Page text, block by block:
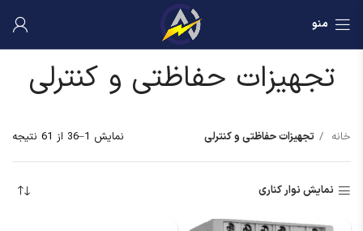
منو
تجهیزات حفاظتی و کنترلی
خانه تجهیزات حفاظتی و کنترلی نمایش 1–36 از 61 نتیجه
نمایش نوار کناری